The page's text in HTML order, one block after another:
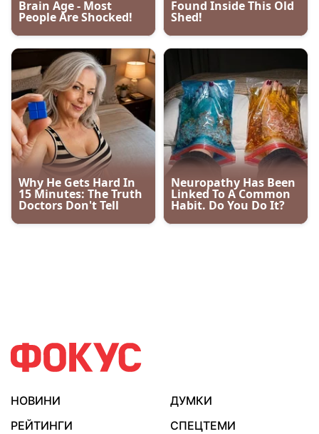
НОВИНИ
ДУМКИ
РЕЙТИНГИ
СПЕЦТЕМИ